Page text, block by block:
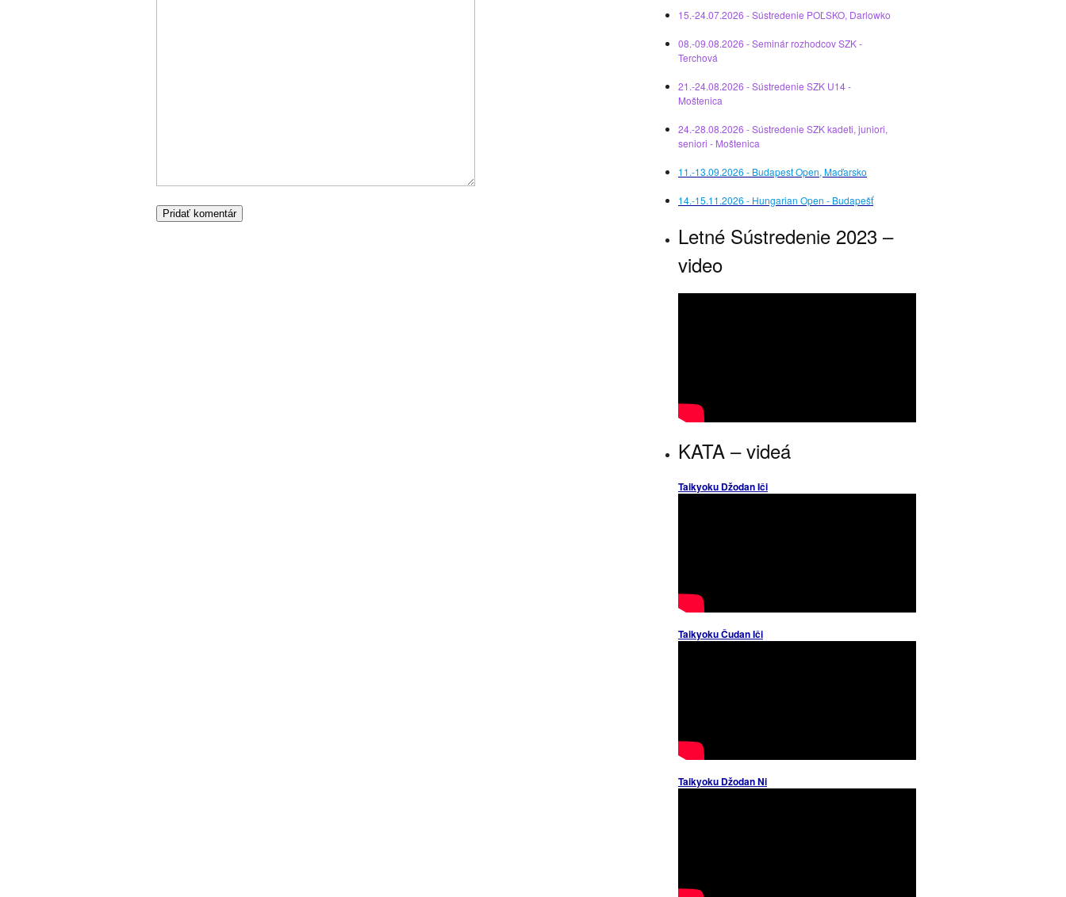
15.-24.07.2026 - Sústredenie POĽSKO, Darlowko
08.-09.08.2026 - Seminár rozhodcov SZK -
Terchová
21.-24.08.2026 - Sústredenie SZK U14 -
Moštenica
24.-28.08.2026 - Sústredenie SZK kadeti, juniori,
seniori - Moštenica
11.-13.09.2026 - Budapest Open, Maďarsko
14.-15.11.2026 - Hungarian Open - Budapešť
Letné Sústredenie 2023 –
video
KATA – videá
Taikyoku Džodan Iči
Taikyoku Čudan Iči
Taikyoku Džodan Ni